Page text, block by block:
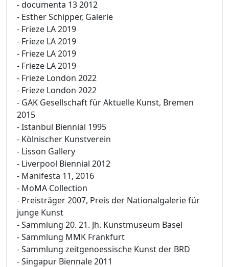
- documenta 13 2012
- Esther Schipper, Galerie
- Frieze LA 2019
- Frieze LA 2019
- Frieze LA 2019
- Frieze LA 2019
- Frieze London 2022
- Frieze London 2022
- GAK Gesellschaft für Aktuelle Kunst, Bremen
2015
- Istanbul Biennial 1995
- Kölnischer Kunstverein
- Lisson Gallery
- Liverpool Biennial 2012
- Manifesta 11, 2016
- MoMA Collection
- Preisträger 2007, Preis der Nationalgalerie für
junge Kunst
- Sammlung 20. 21. Jh. Kunstmuseum Basel
- Sammlung MMK Frankfurt
- Sammlung zeitgenoessische Kunst der BRD
- Singapur Biennale 2011